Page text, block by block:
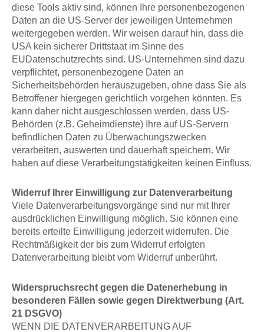
diese Tools aktiv sind, können Ihre personenbezogenen
Daten an die US-Server der jeweiligen Unternehmen
weitergegeben werden. Wir weisen darauf hin, dass die
USA kein sicherer Drittstaat im Sinne des
EUDatenschutzrechts sind. US-Unternehmen sind dazu
verpflichtet, personenbezogene Daten an
Sicherheitsbehörden herauszugeben, ohne dass Sie als
Betroffener hiergegen gerichtlich vorgehen könnten. Es
kann daher nicht ausgeschlossen werden, dass US-
Behörden (z.B. Geheimdienste) Ihre auf US-Servern
befindlichen Daten zu Überwachungszwecken
verarbeiten, auswerten und dauerhaft speichern. Wir
haben auf diese Verarbeitungstätigkeiten keinen Einfluss.
Widerruf Ihrer Einwilligung zur Datenverarbeitung
Viele Datenverarbeitungsvorgänge sind nur mit Ihrer
ausdrücklichen Einwilligung möglich. Sie können eine
bereits erteilte Einwilligung jederzeit widerrufen. Die
Rechtmäßigkeit der bis zum Widerruf erfolgten
Datenverarbeitung bleibt vom Widerruf unberührt.
Widerspruchsrecht gegen die Datenerhebung in
besonderen Fällen sowie gegen Direktwerbung (Art.
21 DSGVO)
WENN DIE DATENVERARBEITUNG AUF